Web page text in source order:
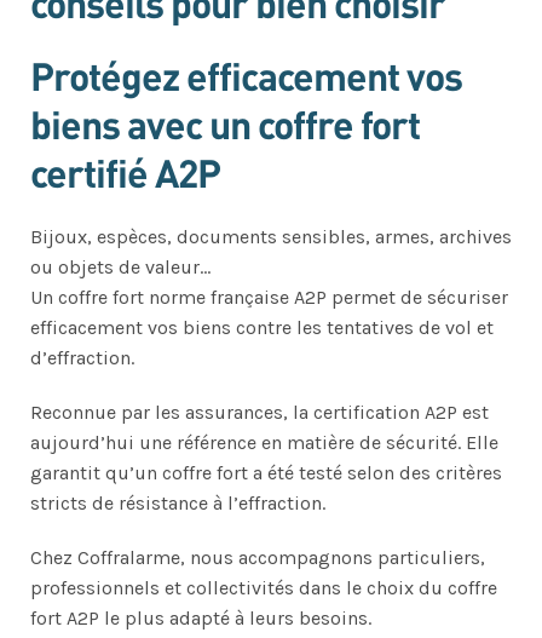
Protégez efficacement vos
biens avec un coffre fort
certifié A2P
Bijoux, espèces, documents sensibles, armes, archives
ou objets de valeur…
Un coffre fort norme française A2P permet de sécuriser
efficacement vos biens contre les tentatives de vol et
d’effraction.
Reconnue par les assurances, la certification A2P est
aujourd’hui une référence en matière de sécurité. Elle
garantit qu’un coffre fort a été testé selon des critères
stricts de résistance à l’effraction.
Chez Coffralarme, nous accompagnons particuliers,
professionnels et collectivités dans le choix du coffre
fort A2P le plus adapté à leurs besoins.